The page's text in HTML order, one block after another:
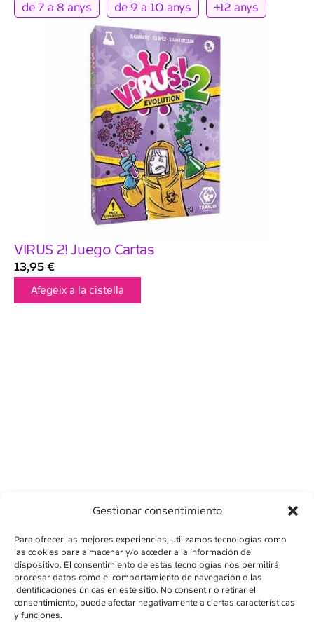
Gestionar consentimiento
Para ofrecer las mejores experiencias, utilizamos tecnologías como
las cookies para almacenar y/o acceder a la información del
dispositivo. El consentimiento de estas tecnologías nos permitirá
procesar datos como el comportamiento de navegación o las
identificaciones únicas en este sitio. No consentir o retirar el
consentimiento, puede afectar negativamente a ciertas características
y funciones.
de 7 a 8 anys
de 9 a 10 anys +12 anys
VIRUS 2! Juego Cartas
13,95 €
Afegeix a la cistella
AVÍS LEGAL